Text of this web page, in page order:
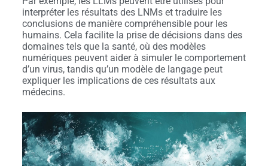
interpréter les résultats des LNMs et traduire les
conclusions de manière compréhensible pour les
humains. Cela facilite la prise de décisions dans des
domaines tels que la santé, où des modèles
numériques peuvent aider à simuler le comportement
d’un virus, tandis qu’un modèle de langage peut
expliquer les implications de ces résultats aux
médecins.